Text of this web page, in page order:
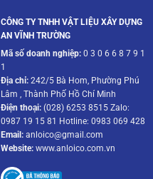
CÔNG TY TNHH VẬT LIỆU XÂY DỰNG
AN VĨNH TRƯỜNG
Mã số doanh nghiệp:0 3 0 6 6 8 7 9 1
1
Địa chỉ:242/5 Bà Hom, Phường Phú
Lâm , Thành Phố Hồ Chí Minh
Điện thoại:(028) 6253 8515 Zalo:
0987 19 15 81 Hotline: 0983 069 428
Email:anloico@gmail.com
Website:www.anloico.com.vn